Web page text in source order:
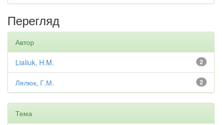
Перегляд
Автор
2
Lialiuk, H.M.
2
Лялюк, Г.М.
Тема